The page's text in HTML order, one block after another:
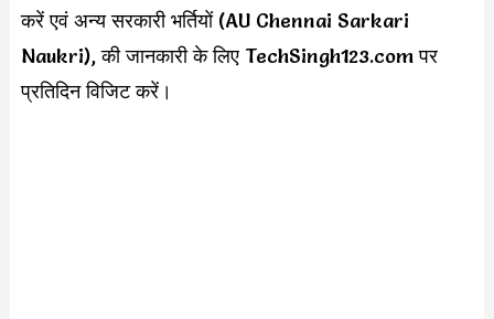
करें एवं अन्य सरकारी भर्तियों (AU Chennai Sarkari
Naukri), की जानकारी के लिए TechSingh123.com पर
प्रतिदिन विजिट करें।